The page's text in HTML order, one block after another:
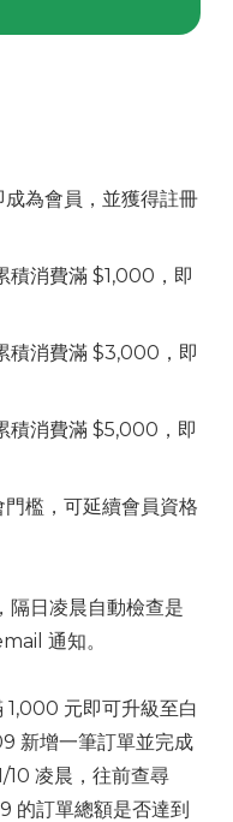
成為會員，並獲得註冊
積消費滿 $1,000，即
積消費滿 $3,000，即
積消費滿 $5,000，即
檻，可延續會員資格
隔日凌晨自動檢查是
通知。
1,000 元即可升級至白
新增一筆訂單並完成
10 凌晨，往前查尋
的訂單總額是否達到